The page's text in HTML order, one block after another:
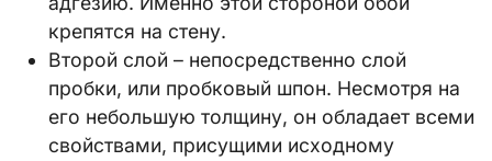
крепятся на стену.
Второй слой – непосредственно слой
пробки, или пробковый шпон. Несмотря на
его небольшую толщину, он обладает всеми
свойствами, присущими исходному